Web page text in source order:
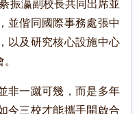
振瀛副校長共同出席並
並偕同國際事務處張中
以及研究核心設施中心
非一蹴可幾，而是多年
今三校才能攜手開啟合